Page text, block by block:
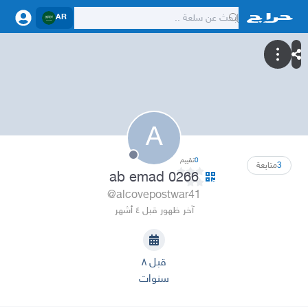
AR
A
3متابعة 0تقييم
ab emad 0266
@alcovepostwar41
آخر ظهور قبل ٤ أشهر
قبل ٨
سنوات